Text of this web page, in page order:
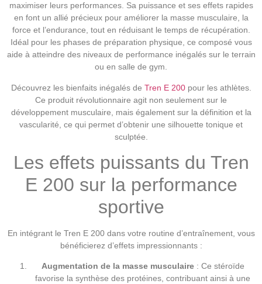
maximiser leurs performances. Sa puissance et ses effets rapides
en font un allié précieux pour améliorer la masse musculaire, la
force et l’endurance, tout en réduisant le temps de récupération.
Idéal pour les phases de préparation physique, ce composé vous
aide à atteindre des niveaux de performance inégalés sur le terrain
ou en salle de gym.
Découvrez les bienfaits inégalés de Tren E 200pour les athlètes.
Ce produit révolutionnaire agit non seulement sur le
développement musculaire, mais également sur la définition et la
vascularité, ce qui permet d’obtenir une silhouette tonique et
sculptée.
Les effets puissants du Tren
E 200 sur la performance
sportive
En intégrant le Tren E 200 dans votre routine d’entraînement, vous
bénéficierez d’effets impressionnants :
Augmentation de la masse musculaire: Ce stéroïde
favorise la synthèse des protéines, contribuant ainsi à une